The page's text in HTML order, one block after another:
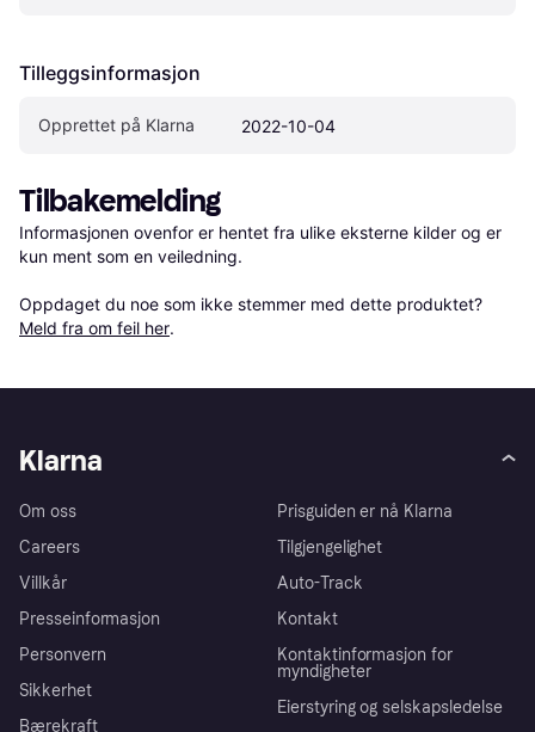
Tilleggsinformasjon
Opprettet på Klarna 2022-10-04
Tilbakemelding
Informasjonen ovenfor er hentet fra ulike eksterne kilder og er
kun ment som en veiledning.
Oppdaget du noe som ikke stemmer med dette produktet?
Meld fra om feil her.
Klarna
Om oss
Careers
Villkår
Presseinformasjon
Personvern
Sikkerhet
Bærekraft
Prisguiden er nå Klarna
Tilgjengelighet
Auto-Track
Kontakt
Kontaktinformasjon for
myndigheter
Eierstyring og selskapsledelse